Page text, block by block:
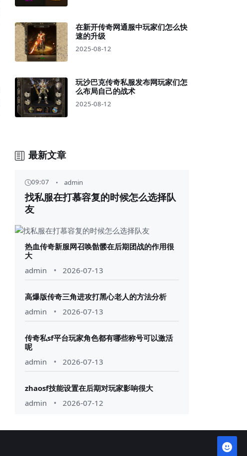
在新开传奇网通服中玩家们怎么快
速的升级
2025-08-12
玩沙巴克传奇私服发布网玩家们怎
么布局自己的战术
2025-08-12
最新文章
09:07 admin
找私服在打慕容复的时候怎么选择队
友
热血传奇新服网召唤骷髅在后期团战的作用很
大
admin
2026-07-13
高爆版传奇三角进攻打黑心老人的方法分析
admin
2026-07-13
传奇私sf平台玩家角色都有哪些称号可以激活
呢
admin
2026-07-13
zhaosf技能设置在后期对玩家影响很大
admin
2026-07-12